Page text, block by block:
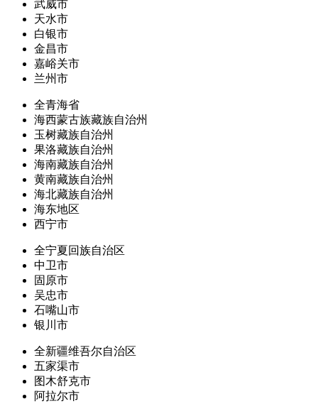
武威市
天水市
白银市
金昌市
嘉峪关市
兰州市
全青海省
海西蒙古族藏族自治州
玉树藏族自治州
果洛藏族自治州
海南藏族自治州
黄南藏族自治州
海北藏族自治州
海东地区
西宁市
全宁夏回族自治区
中卫市
固原市
吴忠市
石嘴山市
银川市
全新疆维吾尔自治区
五家渠市
图木舒克市
阿拉尔市